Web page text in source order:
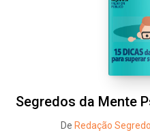
Segredos da Mente
De Redação